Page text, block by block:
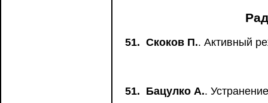
51. Скоков П.. Активный
51. Бацулко А..